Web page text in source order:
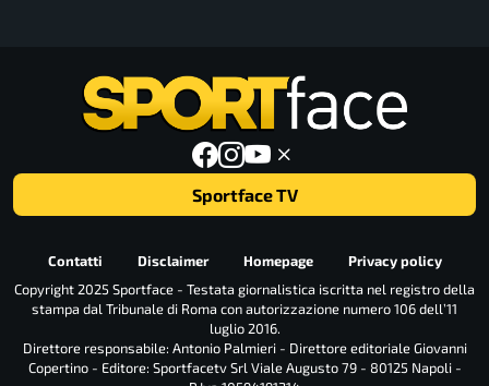
Sportface TV
Contatti Disclaimer Homepage
Privacy policy
Copyright 2025 Sportface - Testata giornalistica iscritta nel registro della
stampa dal Tribunale di Roma con autorizzazione numero 106 dell’11
luglio 2016.
Direttore responsabile: Antonio Palmieri - Direttore editoriale Giovanni
Copertino - Editore: Sportfacetv Srl Viale Augusto 79 - 80125 Napoli -